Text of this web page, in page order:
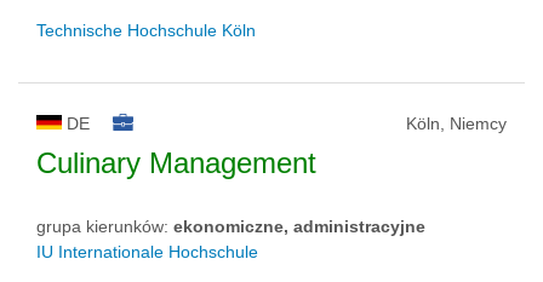
Technische Hochschule Köln
DE Köln, Niemcy
Culinary Management
grupa kierunków: ekonomiczne, administracyjne
IU Internationale Hochschule